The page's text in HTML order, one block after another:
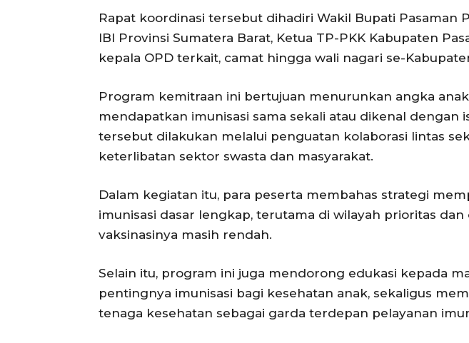
Rapat koordinasi tersebut dihadiri Wakil Bupati Pasaman
IBI Provinsi Sumatera Barat, Ketua TP-PKK Kabupaten
kepala OPD terkait, camat hingga wali nagari se-
Program kemitraan ini bertujuan menurunkan angka
mendapatkan imunisasi sama sekali atau dikenal dengan
tersebut dilakukan melalui penguatan kolaborasi lintas
keterlibatan sektor swasta dan masyarakat.
Dalam kegiatan itu, para peserta membahas strategi
imunisasi dasar lengkap, terutama di wilayah prioritas
vaksinasinya masih rendah.
Selain itu, program ini juga mendorong edukasi kepada
pentingnya imunisasi bagi kesehatan anak, sekaligus
tenaga kesehatan sebagai garda terdepan pelayanan